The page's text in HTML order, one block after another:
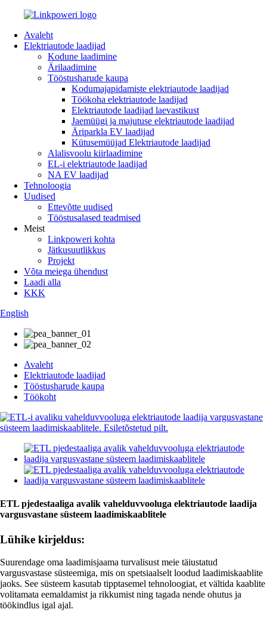
Avaleht
Elektriautode laadijad
Kodune laadimine
Ärilaadimine
Tööstusharude kaupa
Kodumajapidamiste elektriautode laadijad
Töökoha elektriautode laadijad
Elektriautode laadijad laevastikust
Jaemüügi ja majutuse elektriautode laadijad
Äriparkla EV laadijad
Kütusemüüjad Elektriautode laadijad
Alalisvoolu kiirlaadimine
EL-i elektriautode laadijad
NA EV laadijad
Tehnoloogia
Uudised
Ettevõtte uudised
Tööstusalased teadmised
Meist
Linkpoweri kohta
Jätkusuutlikkus
Projekt
Võta meiega ühendust
Laadi alla
KKK
English
Avaleht
Elektriautode laadijad
Tööstusharude kaupa
Töökoht
ETL pjedestaaliga avalik vahelduvvooluga elektriautode laadija
vargusvastane süsteem laadimiskaablitele
Lühike kirjeldus:
Suurendage oma laadimisjaama turvalisust meie täiustatud
vargusvastase süsteemiga, mis on spetsiaalselt loodud laadimiskaablite
jaoks. See süsteem kasutab tipptasemel tehnoloogiat, et vältida kaablite
volitamata eemaldamist ja rikkumist ning tagada nende ohutus ja
töökindlus igal ajal.